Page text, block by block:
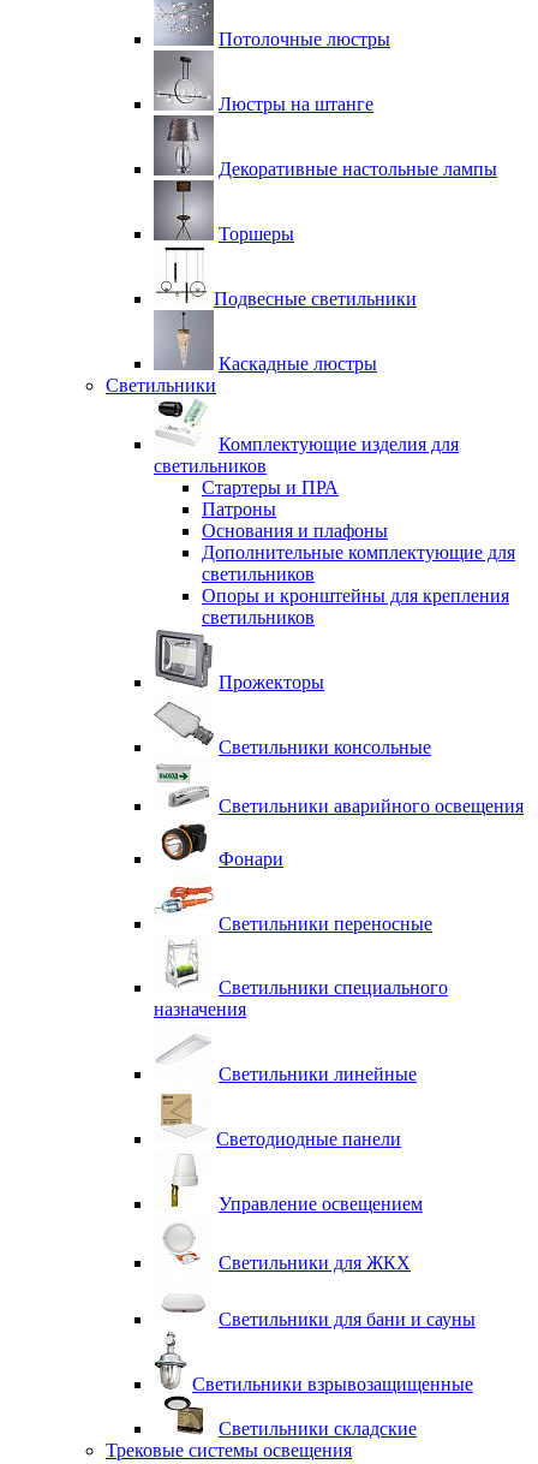
Потолочные люстры
Люстры на штанге
Декоративные настольные лампы
Торшеры
Подвесные светильники
Каскадные люстры
Светильники
Комплектующие изделия для
светильников
Стартеры и ПРА
Патроны
Основания и плафоны
Дополнительные комплектующие для
светильников
Опоры и кронштейны для крепления
светильников
Прожекторы
Светильники консольные
Светильники аварийного освещения
Фонари
Светильники переносные
Светильники специального
назначения
Светильники линейные
Светодиодные панели
Управление освещением
Светильники для ЖКХ
Светильники для бани и сауны
Светильники взрывозащищенные
Светильники складские
Трековые системы освещения